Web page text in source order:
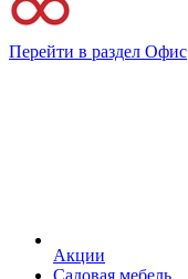
Перейти в раздел Офис
Акции
Садовая мебель